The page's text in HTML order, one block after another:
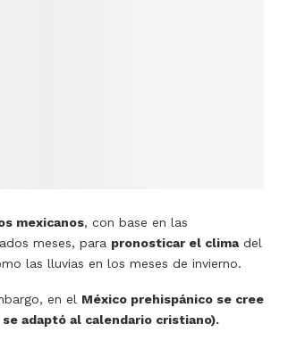
mexicanos, con base en las
meses, para pronosticar el climadel
las lluvias en los meses de invierno.
en el México prehispánico se cree
adaptó al calendario cristiano).